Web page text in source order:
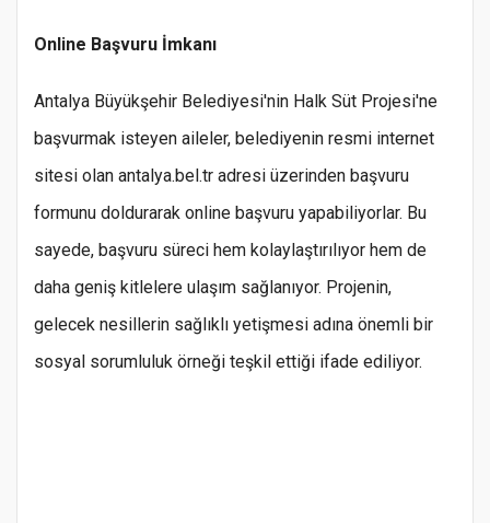
Online Başvuru İmkanı
Antalya Büyükşehir Belediyesi'nin Halk Süt Projesi'ne
başvurmak isteyen aileler, belediyenin resmi internet
sitesi olan antalya.bel.tr adresi üzerinden başvuru
formunu doldurarak online başvuru yapabiliyorlar. Bu
sayede, başvuru süreci hem kolaylaştırılıyor hem de
daha geniş kitlelere ulaşım sağlanıyor. Projenin,
gelecek nesillerin sağlıklı yetişmesi adına önemli bir
sosyal sorumluluk örneği teşkil ettiği ifade ediliyor.